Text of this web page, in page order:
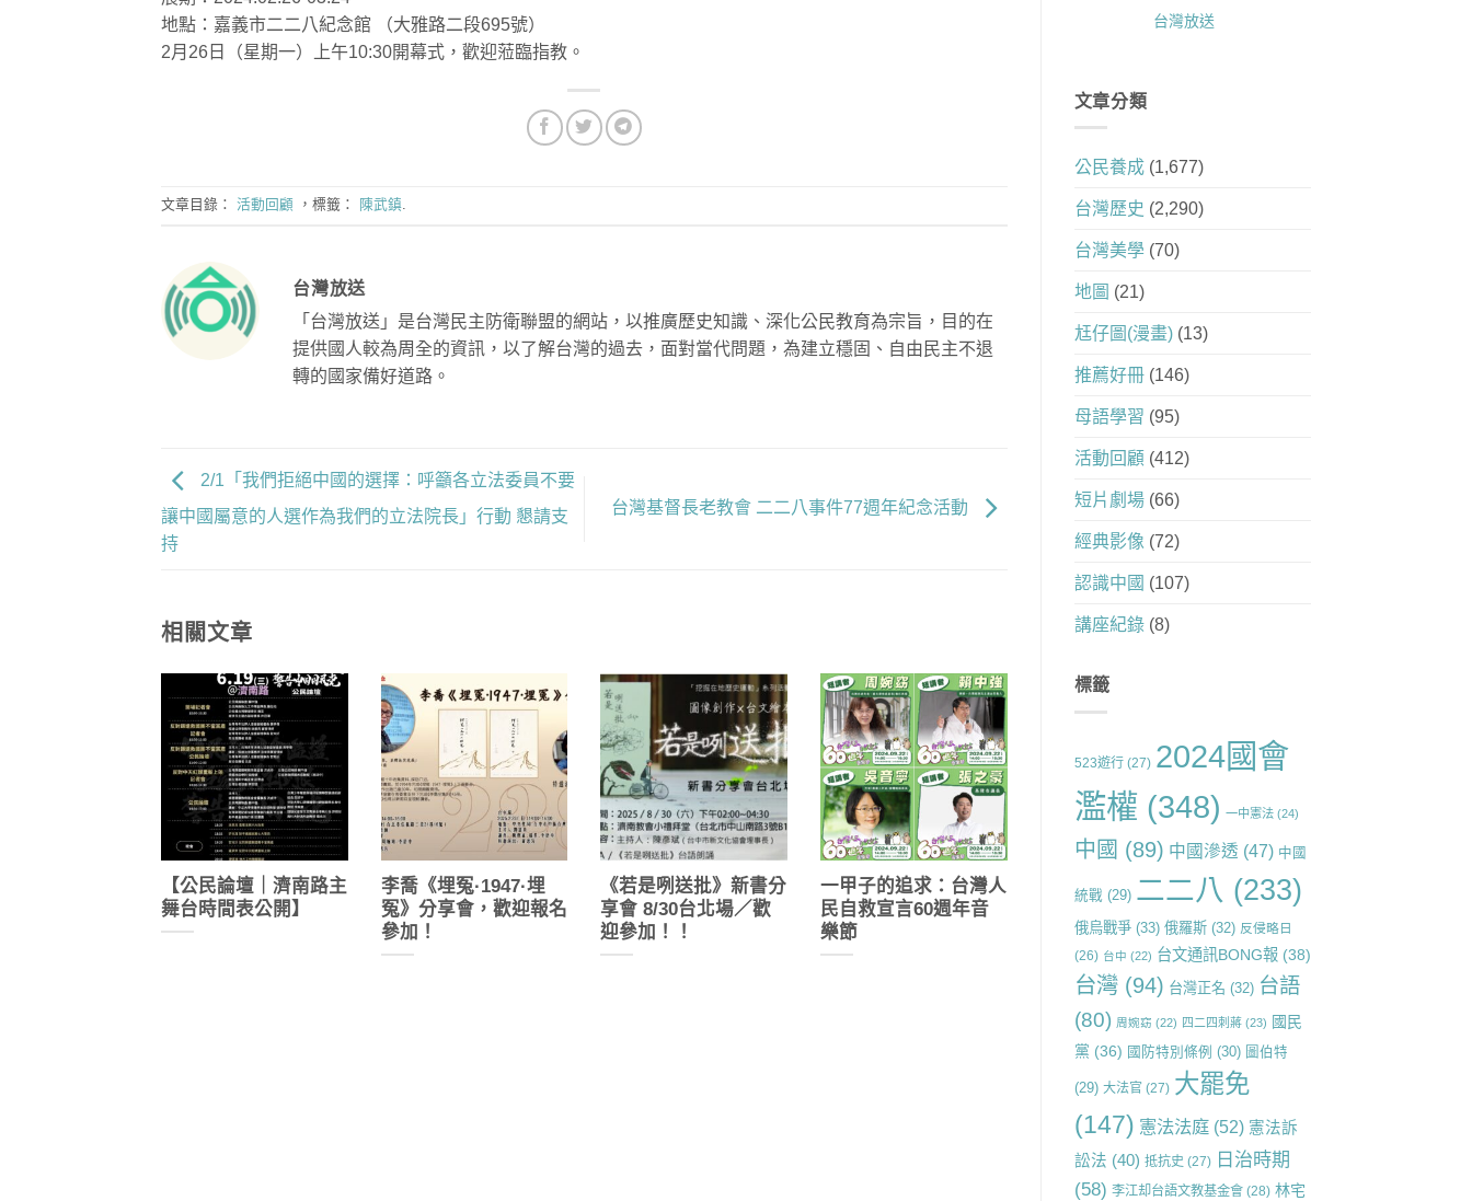
地點：嘉義市二二八紀念館 （大雅路二段695號）
2月26日（星期一）上午10:30開幕式，歡迎蒞臨指教。
文章目錄： 活動回顧 ，標籤： 陳武鎮.
台灣放送
「台灣放送」是台灣民主防衛聯盟的網站，以推廣歷史知識、深化公民教育為宗旨，目的在
提供國人較為周全的資訊，以了解台灣的過去，面對當代問題，為建立穩固、自由民主不退
轉的國家備好道路。
2/1「我們拒絕中國的選擇：呼籲各立法委員不要
讓中國屬意的人選作為我們的立法院長」行動 懇請支
持
台灣基督長老教會 二二八事件77週年紀念活動
相關文章
【公民論壇｜濟南路主
舞台時間表公開】
李喬《埋冤·1947·埋
冤》分享會，歡迎報名
參加！
《若是咧送批》新書分
享會 8/30台北場／歡
迎參加！！
一甲子的追求：台灣人
民自救宣言60週年音
樂節
台灣放送
文章分類
公民養成(1,677)
台灣歷史 (2,290)
台灣美學(70)
地圖 (21)
尪仔圖(漫畫)(13)
推薦好冊(146)
母語學習 (95)
活動回顧 (412)
短片劇場(66)
經典影像 (72)
認識中國 (107)
講座紀錄(8)
標籤
523遊行(27) 2024國會
濫權 (348) 一中憲法(24)
中國 (89) 中國滲透 (47) 中國
統戰 (29) 二二八 (233)
俄烏戰爭(33) 俄羅斯(32) 反侵略日
(26) 台中 (22) 台文通訊BONG報(38)
台灣(94) 台灣正名 (32) 台語
(80) 周婉窈 (22) 四二四刺蔣(23) 國民
黨 (36) 國防特別條例 (30) 圖伯特
(29) 大法官(27) 大罷免
(147) 憲法法庭(52) 憲法訴
訟法 (40) 抵抗史 (27) 日治時期
(58) 李江却台語文教基金會(28) 林宅